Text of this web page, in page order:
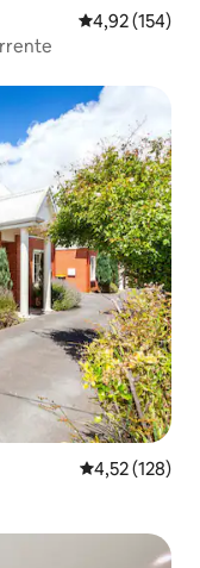
Note
4,92 (154)
Note
4,52 (128)